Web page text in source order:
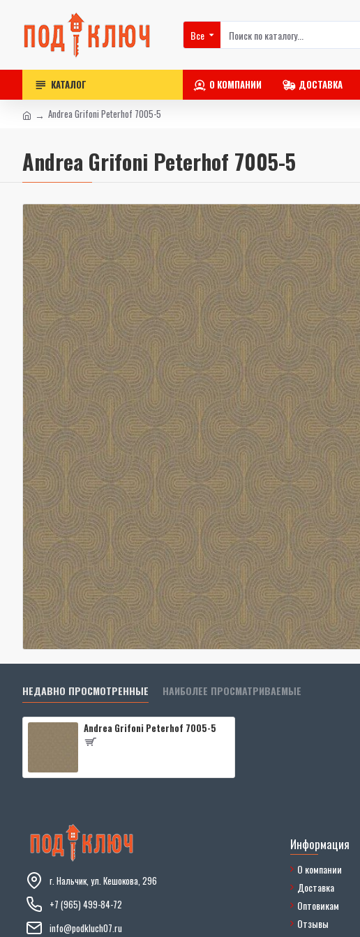
Все
КАТАЛОГ О КОМПАНИИ ДОСТАВКА
Andrea Grifoni Peterhof 7005-5
Andrea Grifoni Peterhof 7005-5
НЕДАВНО ПРОСМОТРЕННЫЕ НАИБОЛЕЕ ПРОСМАТРИВАЕМЫЕ
Andrea Grifoni Peterhof 7005-5
г. Нальчик, ул. Кешокова, 296
+7 (965) 499-84-72
info@podkluch07.ru
Информация
О компании
Доставка
Оптовикам
Отзывы